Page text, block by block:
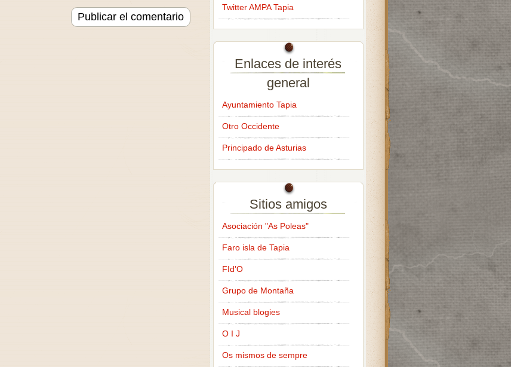
Twitter AMPA Tapia
Enlaces de interés
general
Ayuntamiento Tapia
Otro Occidente
Principado de Asturias
Sitios amigos
Asociación "As Poleas"
Faro isla de Tapia
FId'O
Grupo de Montaña
Musical blogies
O I J
Os mismos de sempre